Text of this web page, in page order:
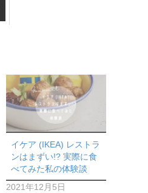
イケア (IKEA) レストラ
ンはまずい!? 実際に食
べてみた私の体験談
2021年12月5日